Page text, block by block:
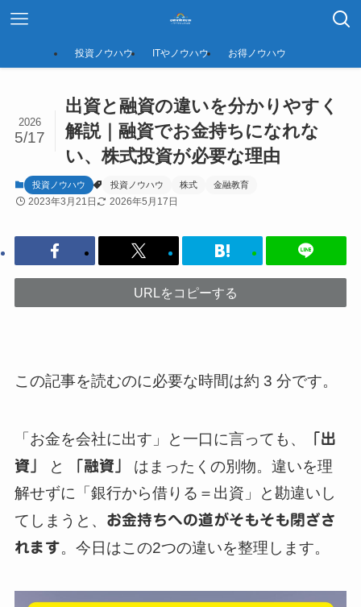
投資ノウハウ ITやノウハウ お得ノウハウ
出資と融資の違いを分かりやすく
解説｜融資でお金持ちになれな
い、株式投資が必要な理由
2026
5/17
投資ノウハウ 投資ノウハウ 株式 金融教育
2023年3月21日 2026年5月17日
URLをコピーする
この記事を読むのに必要な時間は約 3 分です。
「お金を会社に出す」と一口に言っても、
「出
資」
と 「融資」
はまったくの別物。違いを理
解せずに「銀行から借りる＝出資」と勘違いし
てしまうと、
お金持ちへの道がそもそも閉ざさ
れます。今日はこの2つの違いを整理します。